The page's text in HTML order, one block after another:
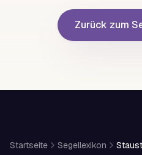
Zurück zum
Startseite Segellexikon